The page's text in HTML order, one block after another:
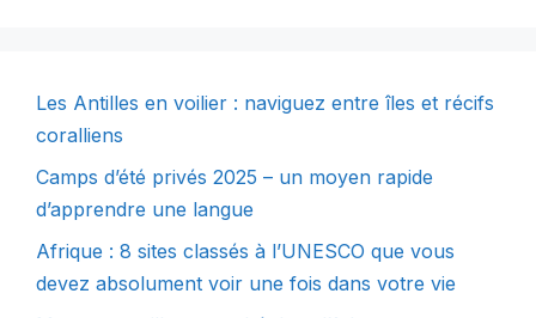
Les Antilles en voilier : naviguez entre îles et récifs
coralliens
Camps d’été privés 2025 – un moyen rapide
d’apprendre une langue
Afrique : 8 sites classés à l’UNESCO que vous
devez absolument voir une fois dans votre vie